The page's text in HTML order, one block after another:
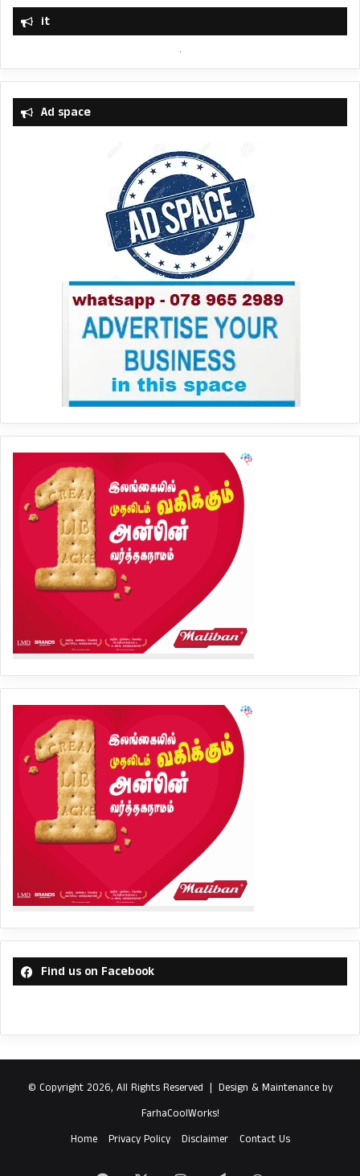
it
Ad space
Find us on Facebook
© Copyright 2026, All Rights Reserved | Design & Maintenance by
FarhaCoolWorks!
Home
Privacy Policy Disclaimer Contact Us